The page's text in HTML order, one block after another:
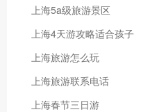
上海5a级旅游景区
上海4天游攻略适合孩子
上海旅游怎么玩
上海旅游联系电话
上海春节三日游